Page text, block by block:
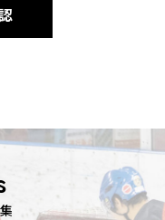
は、以下のとおりで
に応じたご連絡のた
習参加勧誘のため